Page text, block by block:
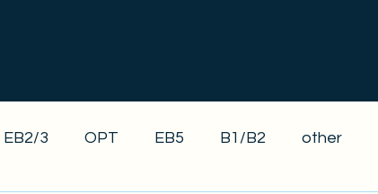
EB2/3 OPT EB5 B1/B2 other